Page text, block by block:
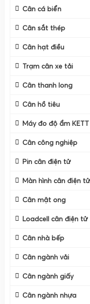
Cân cá biển
Cân sắt thép
Cân hạt điều
Trạm cân xe tải
Cân thanh long
Cân hồ tiêu
Máy đo độ ẩm KETT
Cân công nghiệp
Pin cân điện tử
Màn hình cân điện tử
Cân mật ong
Loadcell cân điện tử
Cân nhà bếp
Cân ngành vải
Cân ngành giấy
Cân ngành nhựa
Đặc thù ngành sầu
dòngcân điện tử
lớn, cân bàn có chân
Lâm Đồng, Đăk Lăk